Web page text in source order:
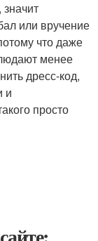
или вручение
что даже
менее
дресс-код,
и
просто